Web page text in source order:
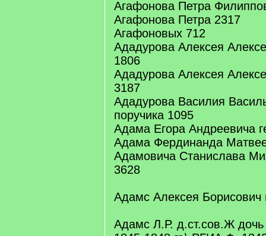
Агафонова Петра
Агафонова Петра 2317
Агафоновых 712
Ададурова Алексея
1806
Ададурова Алексея
3187
Ададурова Василия
поручика 1095
Адама Егора Андреевича
Адама Фердинанда
Адамовича Станислава
3628
Адамс Алексея Борисович
Адамс Л.Р. д.ст.сов.Ж дочь